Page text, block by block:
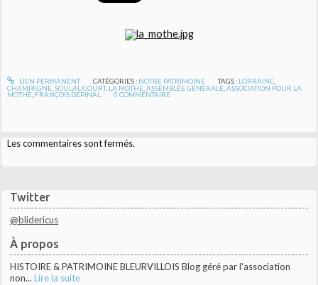
Twitter
@blidericus
À propos
HISTOIRE & PATRIMOINE BLEURVILLOIS Blog géré par l'association
non... Lire la suite
LIEN PERMANENT CATÉGORIES : NOTRE PATRIMOINE TAGS : LORRAINE
CHAMPAGNE ,SOULAUCOURT, LA MOTHE ,ASSEMBLÉE GÉNÉRALE ,ASSOCIATION POUR LA
MOTHE FRANÇOIS DÉPINAL 0 COMMENTAIRE
Les commentaires sont fermés.